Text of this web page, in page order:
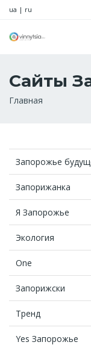
ua | ru
Сайты
Строка
Главная
Запорожье
Запорижанка
Я Запорожье
Экология
One
Запорижски
Тренд
Yes Запорожье